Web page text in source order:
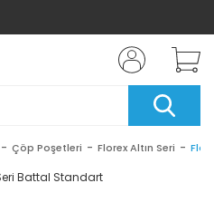
Çöp Poşetleri Florex Altın Seri